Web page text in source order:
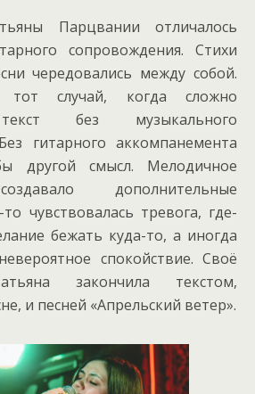
Парцвании отличалось
сопровождения. Стихи
чередовались между собой.
случай, когда сложно
без музыкального
гитарного аккомпанемента
другой смысл. Мелодичное
дополнительные
чувствовалась тревога, где-
бежать куда-то, а иногда
спокойствие. Своё
закончила текстом,
и песней «Апрельский ветер».